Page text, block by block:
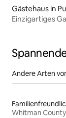
Gästehaus in
Einzigartiges
Andere Arten
Whitman County